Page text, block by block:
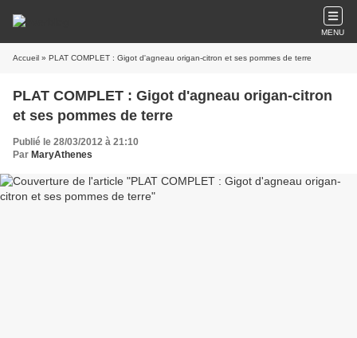
MENU
Accueil » PLAT COMPLET : Gigot d'agneau origan-citron et ses pommes de terre
PLAT COMPLET : Gigot d'agneau origan-citron
et ses pommes de terre
Publié le 28/03/2012 à 21:10
Par MaryAthenes